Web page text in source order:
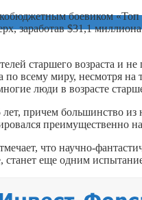
боевиком
заработав $31,1
старшего возраста и
всему миру, несмотря
люди в возрасте
причем большинство
преимущественно
что научно-
станет еще одним